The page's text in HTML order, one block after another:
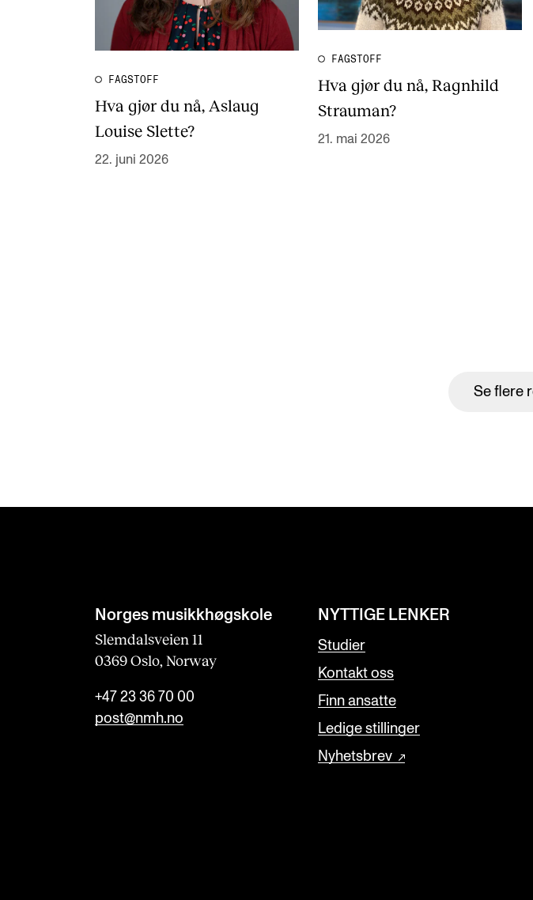
FAGSTOFF
Hva gjør du nå, Aslaug
Louise Slette?
22. juni 2026
FAGSTOFF
Hva gjør du nå, Ragnhild
Strauman?
21. mai 2026
Se flere
Norges musikk­høgskole
Slemdalsveien 11
0369 Oslo, Norway
+47 23 36 70 00
post@nmh.no
NYTTIGE LENKER
Studier
Kontakt oss
Finn ansatte
Ledige stillinger
Nyhetsbrev